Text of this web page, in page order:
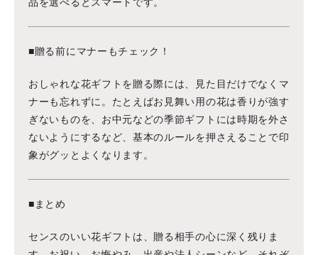
品を選べるとスマートです。
■贈る前にマナーもチェック！
おしゃれな花ギフトを贈る際には、見た目だけでなくマ
ナーも忘れずに。たとえばお見舞い用の花は香りが強す
ぎないものを、お中元などの季節ギフトには時期を外さ
ないようにするなど、基本のルールを押さえることで印
象がグッとよくなります。
■まとめ
センスのいい花ギフトは、贈る相手の心に深く残りま